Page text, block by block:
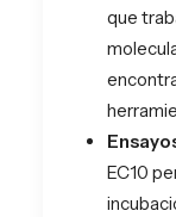
que
EC10